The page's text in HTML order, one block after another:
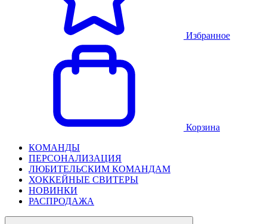
Избранное
Корзина
КОМАНДЫ
ПЕРСОНАЛИЗАЦИЯ
ЛЮБИТЕЛЬСКИМ КОМАНДАМ
ХОККЕЙНЫЕ СВИТЕРЫ
НОВИНКИ
РАСПРОДАЖА